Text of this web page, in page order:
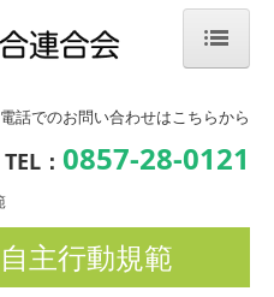
話でのお問い合わせはこちらから
TEL： 0857-28-0121
主行動規範